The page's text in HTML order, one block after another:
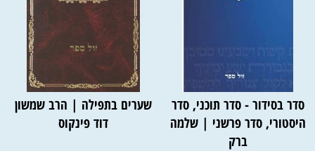
סדר בסידור - סדר תוכני, סדר
היסטורי, סדר פרשני | שלמה
ברק
שערים בתפילה | הרב שמשון
דוד פינקוס